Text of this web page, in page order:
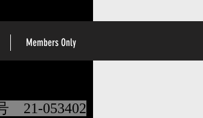
Members Only
21-053402